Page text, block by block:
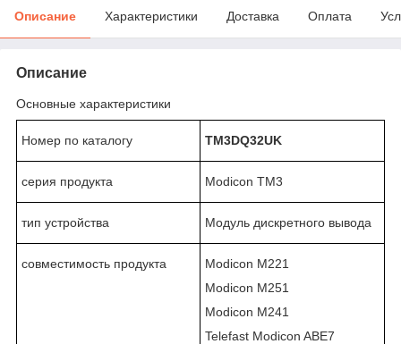
Описание Характеристики Доставка Оплата
Описание
Основные характеристики
Номер по каталогу TM3DQ32UK
серия продукта Modicon TM3
тип устройства Модуль дискретного вывода
совместимость продукта
Modicon M221
Modicon M251
Modicon M241
Telefast Modicon ABE7